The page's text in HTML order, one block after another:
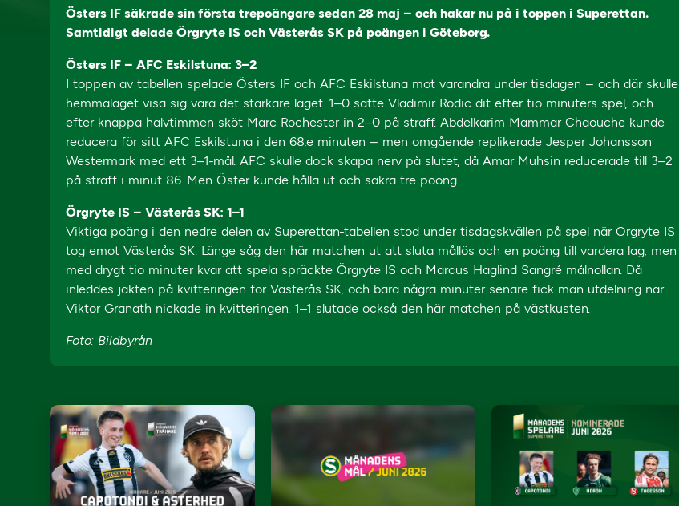
Östers IF säkrade sin första trepoängare sedan 28 maj – och hakar nu på i toppen i Superettan.
Samtidigt delade Örgryte IS och Västerås SK på poängen i Göteborg.
Östers IF – AFC Eskilstuna: 3–2
I toppen av tabellen spelade Östers IF och AFC Eskilstuna mot varandra under tisdagen – och där skulle
hemmalaget visa sig vara det starkare laget. 1–0 satte Vladimir Rodic dit efter tio minuters spel, och
efter knappa halvtimmen sköt Marc Rochester in 2–0 på straff. Abdelkarim Mammar Chaouche kunde
reducera för sitt AFC Eskilstuna i den 68:e minuten – men omgående replikerade Jesper Johansson
Westermark med ett 3–1-mål. AFC skulle dock skapa nerv på slutet, då Amar Muhsin reducerade till 3–2
på straff i minut 86. Men Öster kunde hålla ut och säkra tre poöng.
Örgryte IS – Västerås SK: 1–1
Viktiga poäng i den nedre delen av Superettan-tabellen stod under tisdagskvällen på spel när Örgryte IS
tog emot Västerås SK. Länge såg den här matchen ut att sluta mållös och en poäng till vardera lag, men
med drygt tio minuter kvar att spela spräckte Örgryte IS och Marcus Haglind Sangré målnollan. Då
inleddes jakten på kvitteringen för Västerås SK, och bara några minuter senare fick man utdelning när
Viktor Granath nickade in kvitteringen. 1–1 slutade också den här matchen på västkusten.
Foto: Bildbyrån